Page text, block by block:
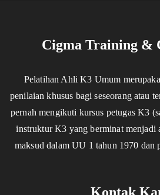
Cigma Training &
Pelatihan Ahli K3 Umum
penilaian khusus bagi seseorang atau
pernah mengikuti kursus petugas K3
instruktur K3 yang berminat menjadi
maksud dalam UU 1 tahun 1970 dan